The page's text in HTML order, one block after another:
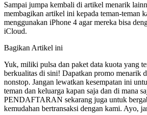
Sampai jumpa kembali di artikel menarik
membagikan artikel ini kepada teman-teman
menggunakan iPhone 4 agar mereka bisa
iCloud.
Bagikan Artikel ini
Yuk, miliki pulsa dan paket data kuota yang
berkualitas di sini! Dapatkan promo menarik
nonstop. Jangan lewatkan kesempatan ini
teman dan keluarga kapan saja dan di mana
PENDAFTARAN sekarang juga untuk
kemudahan bertransaksi dengan kami. Ayo,